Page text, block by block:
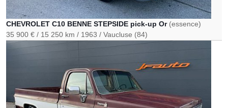
CHEVROLET C10 BENNE STEPSIDE pick-up Or(essence)
35 900 €
15 250 km 1963 Vaucluse (84)